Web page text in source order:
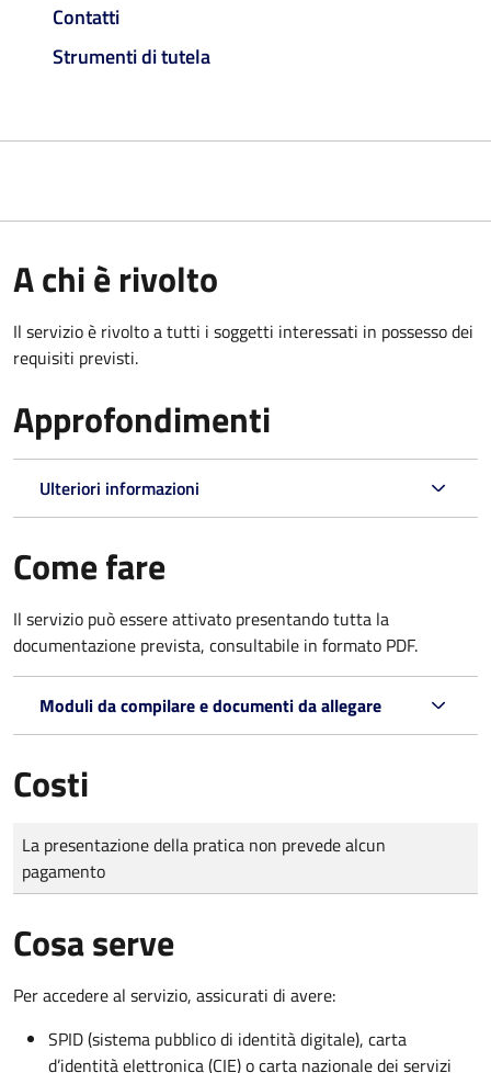
Contatti
Strumenti di tutela
A chi è rivolto
Il servizio è rivolto a tutti i soggetti interessati in possesso dei
requisiti previsti.
Approfondimenti
Ulteriori informazioni
Come fare
Il servizio può essere attivato presentando tutta la
documentazione prevista, consultabile in formato PDF.
Moduli da compilare e documenti da allegare
Costi
Tipo di pagamento
Importo
La presentazione della pratica non prevede alcun
pagamento
Cosa serve
Per accedere al servizio, assicurati di avere:
SPID (sistema pubblico di identità digitale), carta
d’identità elettronica (CIE) o carta nazionale dei servizi